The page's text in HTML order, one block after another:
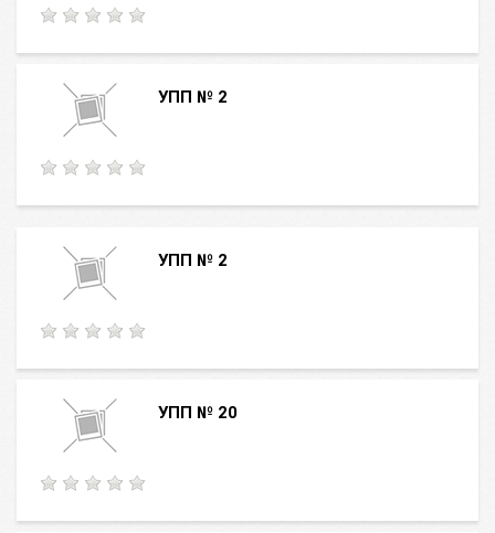
УПП № 2
УПП № 2
УПП № 20